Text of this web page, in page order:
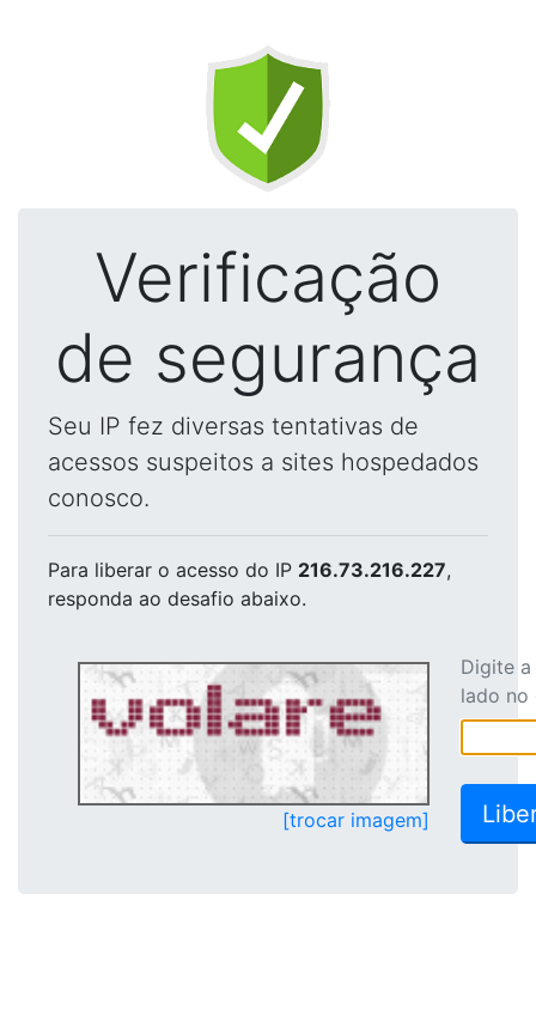
Verificação
de segurança
Seu IP fez diversas tentativas de
acessos suspeitos a sites hospedados
conosco.
Para liberar o acesso do IP 216.73.216.227,
responda ao desafio abaixo.
[trocar imagem]
Digite
lado no